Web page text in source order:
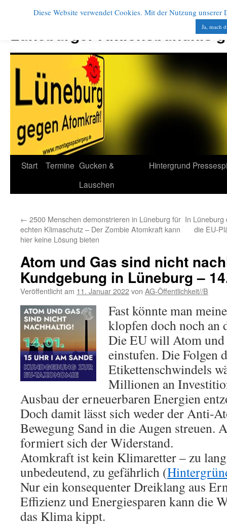
Lüneburger Aktionsbündnis
Start Termine Gucken &
Lauschen
Hintergrund
← 2500 Menschen demonstrieren in Lüneburg für
echten Klimaschutz – Der Zombie Atomkraft kann
hier keine Lösung bieten
In Lüneburg
die EU-
Atom und Gas sind nicht
Kundgebung in Lüneburg –
Veröffentlicht am 11. Januar 2022von AG-Öffentlichkeit//B
Fast könnte man
klopfen doch noch an
Die EU will Atom und
einstufen. Die Folgen
Etikettenschwindels
Millionen an
Ausbau der erneuerbaren Energien
Doch damit lässt sich weder der Anti-
Bewegung Sand in die Augen streuen.
formiert sich der Widerstand.
Atomkraft ist kein Klimaretter – zu
unbedeutend, zu gefährlich (
Nur ein konsequenter Dreiklang aus
Effizienz und Energiesparen kann die
das Klima kippt.
Diese Website verwendet Cookies. Mit der Nutzung
Ja, mach